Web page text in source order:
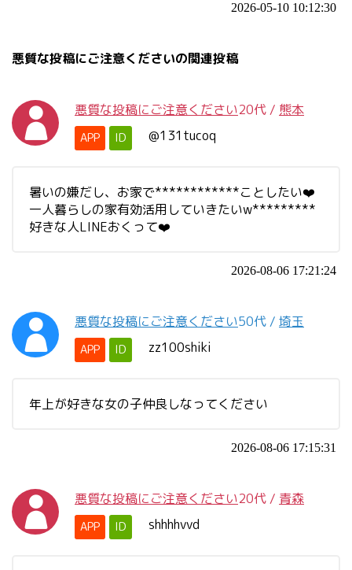
2026-05-10 10:12:30
悪質な投稿にご注意くださいの関連投稿
悪質な投稿にご注意ください20代 / 熊本
APP ID @131tucoq
暑いの嫌だし、お家で************ことしたい❤️
一人暮らしの家有効活用していきたいw*********
好きな人LINEおくって❤️
2026-08-06 17:21:24
悪質な投稿にご注意ください50代 / 埼玉
APP ID zz100shiki
年上が好きな女の子仲良しなってください
2026-08-06 17:15:31
悪質な投稿にご注意ください20代 / 青森
APP ID shhhhvvd